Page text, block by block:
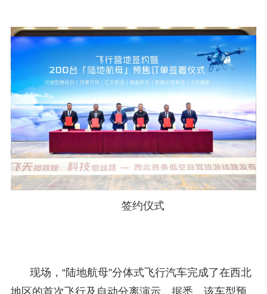
签约仪式
现场，“陆地航母”分体式飞行汽车完成了在西北
地区的首次飞行及自动分离演示。据悉，该车型预